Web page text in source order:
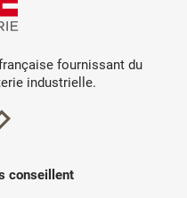
fournissant du
industrielle.
conseillent